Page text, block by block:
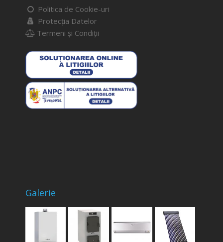
Politica de Cookie-uri
Protecția Datelor
Termeni și Condiții
Galerie